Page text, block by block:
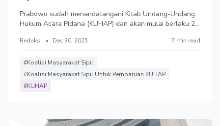
KUHAP Baru
Prabowo sudah menandatangani Kitab Undang-Undang
Hukum Acara Pidana (KUHAP) dan akan mulai berlaku 2
mendesak Prabowo menunda pemberlakuan KUHAP
penegak hukum.
Redaksi • Dec 30, 2025 7 min read
#Koalisi Masyarakat Sipil
#Koalisi Masyarakat Sipil Untuk Pembaruan KUHAP
#KUHAP